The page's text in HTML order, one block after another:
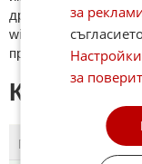
други сайтове и
wikipedia.org,
премахнати.
ПЪРВИ
за
за